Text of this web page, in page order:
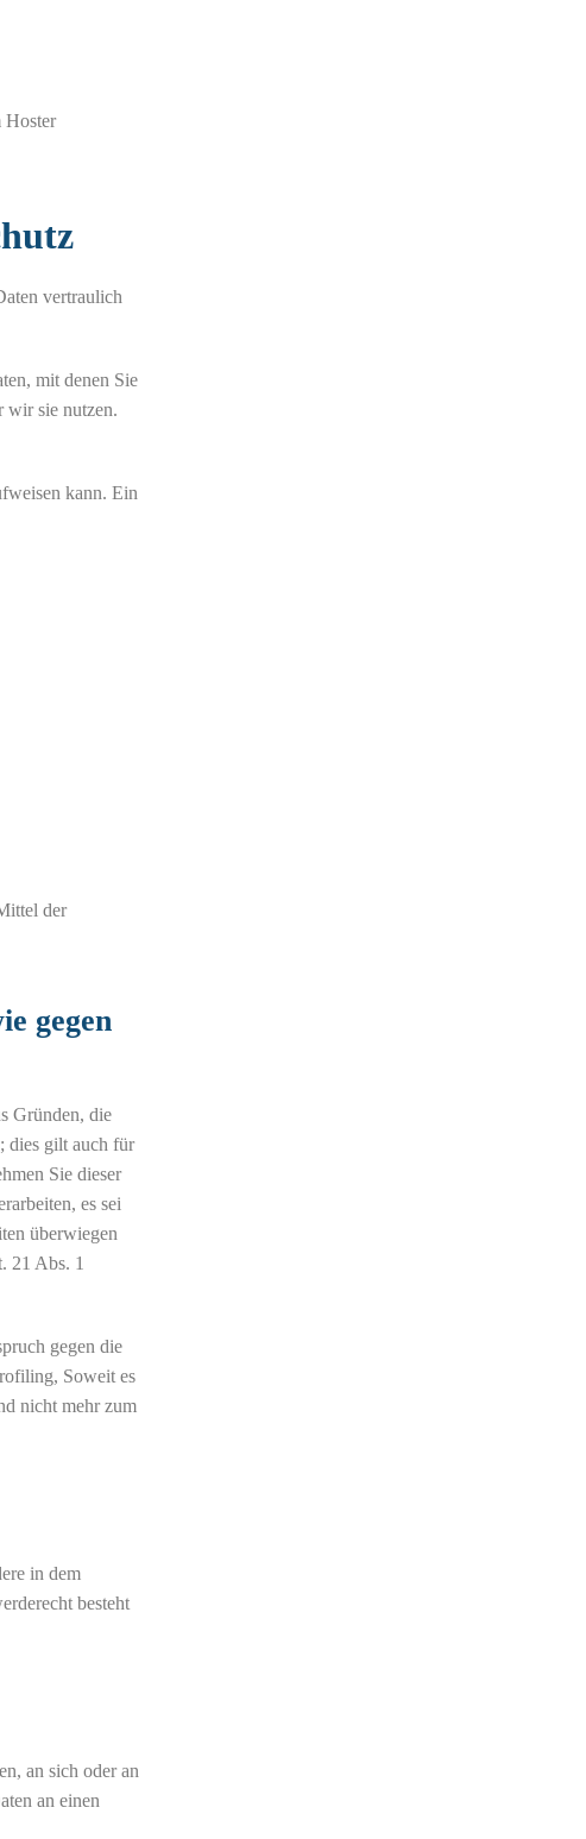
Hoster
vertraulich
mit denen Sie
wir sie nutzen.
kann. Ein
der
gegen
Gründen, die
dies gilt auch für
Sie dieser
es sei
überwiegen
21 Abs. 1
gegen die
Soweit es
nicht mehr zum
in dem
besteht
an sich oder an
an einen